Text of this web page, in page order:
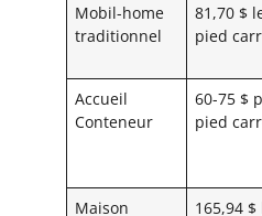
Mobil-home
traditionnel
81,70 $
pied
Accueil
Conteneur
60-75 $
pied
Maison
165,94 $